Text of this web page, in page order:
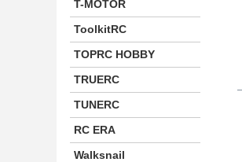
T-MOTOR
ToolkitRC
TOPRC HOBBY
TRUERC
TUNERC
RC ERA
Walksnail